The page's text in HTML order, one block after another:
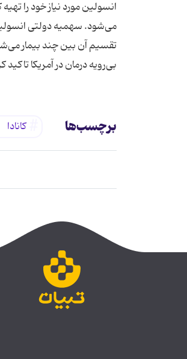
می‌شود. سهمیه دولتی
تقسیم آن بین چند بیمار
بی‌رویه درمان در آمریکا تاکید
برچسب‌ها کانادا